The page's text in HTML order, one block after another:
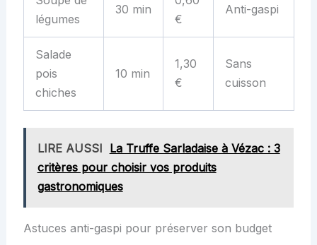
légumes
30 min
€
Anti-gaspi
Salade
pois
chiches
10 min
1,30
€
Sans
cuisson
LIRE AUSSI La Truffe Sarladaise à Vézac : 3
critères pour choisir vos produits
gastronomiques
Astuces anti-gaspi pour préserver son budget